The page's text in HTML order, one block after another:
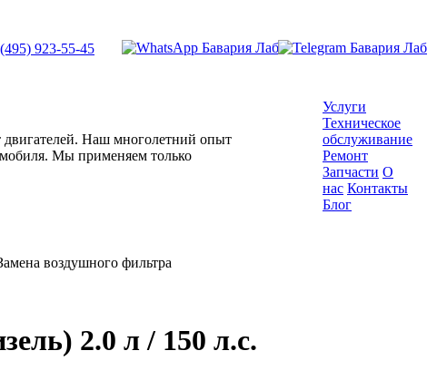
923-55-45
двигателей. Наш многолетний опыт
Мы применяем только
Услуги
Техническое
обслуживание
Ремонт
Запчасти О
нас Контакты
Блог
воздушного фильтра
2.0 л / 150 л.с.